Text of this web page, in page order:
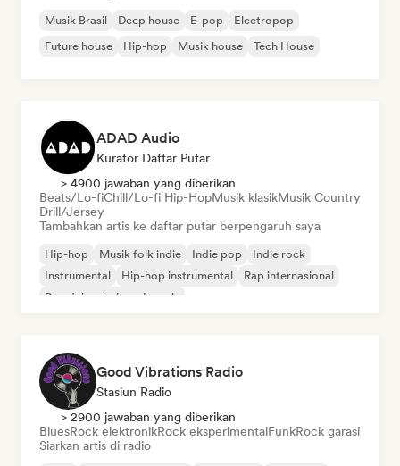
Musik Brasil Deep house E-pop
Electropop
Future house
Hip-hop Musik house Tech House
ADAD Audio
Kurator Daftar Putar
> 4900 jawaban yang diberikan
Beats/Lo-fiChill/Lo-fi Hip-HopMusik klasikMusik Country
Drill/Jersey
Tambahkan artis ke daftar putar berpengaruh saya
Hip-hop Musik folk indie Indie pop
Indie rock
Instrumental
Hip-hop instrumental
Rap internasional
Rap dalam bahasa Inggris
Good Vibrations Radio
Stasiun Radio
> 2900 jawaban yang diberikan
BluesRock elektronikRock eksperimentalFunkRock garasi
Siarkan artis di radio